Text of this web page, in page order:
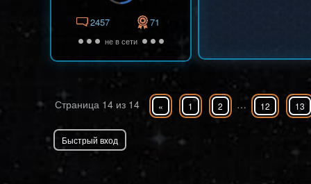
2457 71
не в сети
Страница 14 из 14 « 1 2 … 12 13